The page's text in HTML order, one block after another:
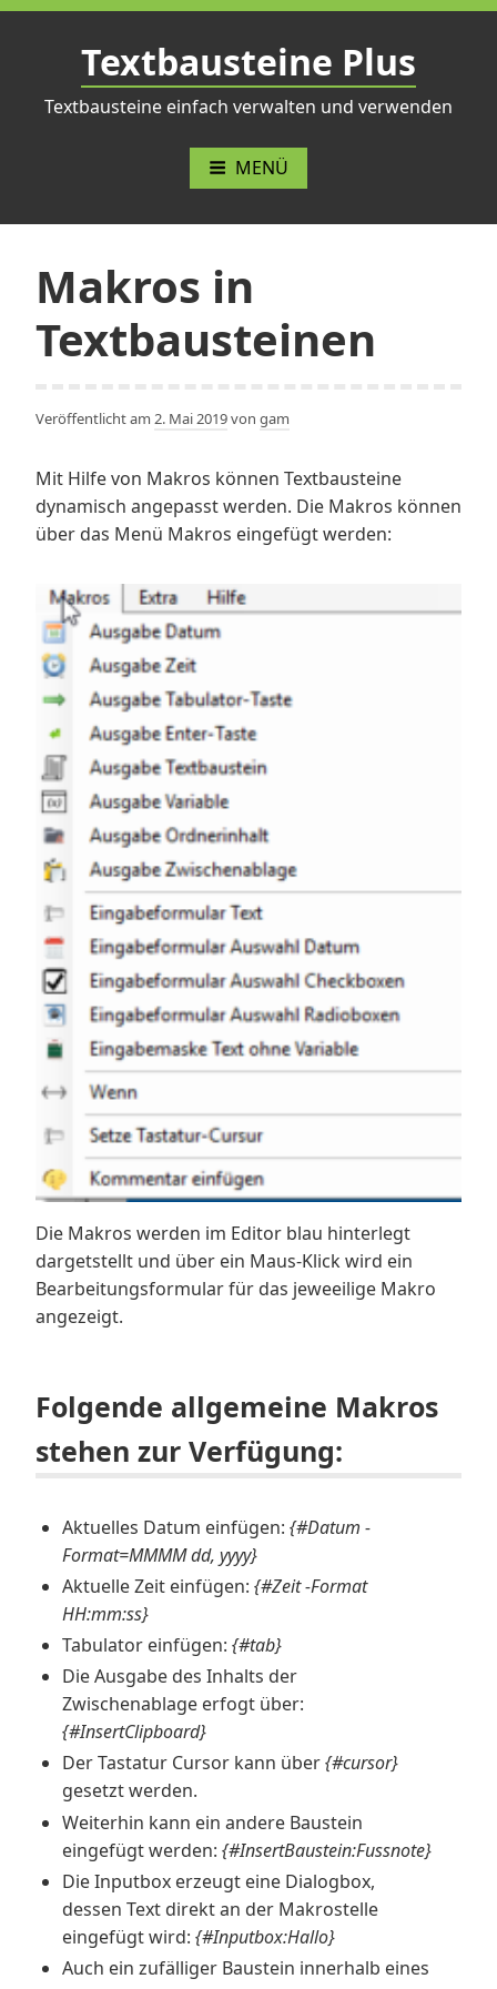
Zum
Textbausteine Plus
Textbausteine einfach verwalten und verwenden
MENÜ
Makros in
Textbausteinen
Veröffentlicht am 2. Mai 2019von gam
Mit Hilfe von Makros können Textbausteine
dynamisch angepasst werden. Die Makros können
über das Menü Makros eingefügt werden:
Die Makros werden im Editor blau hinterlegt
dargetstellt und über ein Maus-Klick wird ein
Bearbeitungsformular für das jeweeilige Makro
angezeigt.
Folgende allgemeine Makros
stehen zur Verfügung:
Aktuelles Datum einfügen: {#Datum -
Format=MMMM dd, yyyy}
Aktuelle Zeit einfügen: {#Zeit -Format
HH:mm:ss}
Tabulator einfügen: {#tab}
Die Ausgabe des Inhalts der
Zwischenablage erfogt über:
{#InsertClipboard}
Der Tastatur Cursor kann über{#cursor}
gesetzt werden.
Weiterhin kann ein andere Baustein
eingefügt werden: {#InsertBaustein:Fussnote}
Die Inputbox erzeugt eine Dialogbox,
dessen Text direkt an der Makrostelle
eingefügt wird: {#Inputbox:Hallo}
Auch ein zufälliger Baustein innerhalb eines